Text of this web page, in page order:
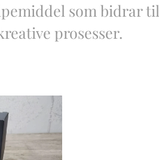
som bidrar til
prosesser.